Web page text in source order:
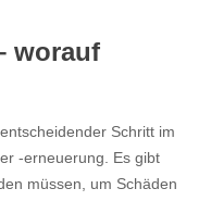
worauf
Schritt im
-erneuerung. Es gibt
müssen, um Schäden